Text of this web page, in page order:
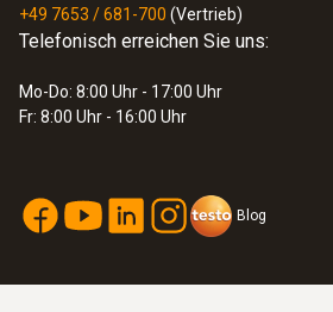
+49 7653 / 681-700 (Vertrieb)
Telefonisch erreichen Sie uns:
Mo-Do: 8:00 Uhr - 17:00 Uhr
Fr: 8:00 Uhr - 16:00 Uhr
Blog